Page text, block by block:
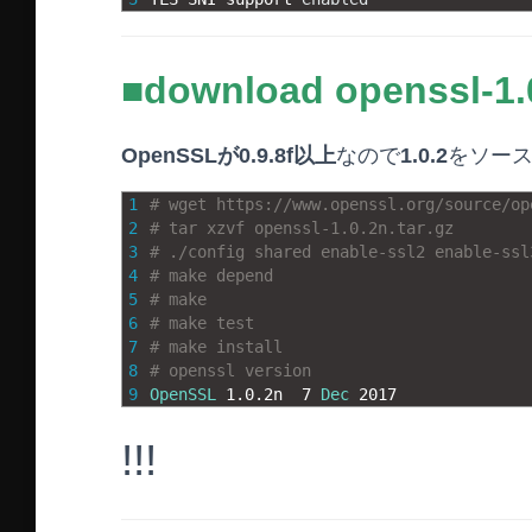
■download openssl-
OpenSSLが0.9.8f以上なので1.0.2をソー
1
2
3
4
5
6
7
8
9
# wget https://www.openssl.org/
# tar xzvf openssl-1.0.2n.tar.gz
# ./config shared enable-ssl2 enable-
# make depend
# make
# make test
# make install
# openssl version
OpenSSL
1.0.2n 7 Dec 2017
!!!